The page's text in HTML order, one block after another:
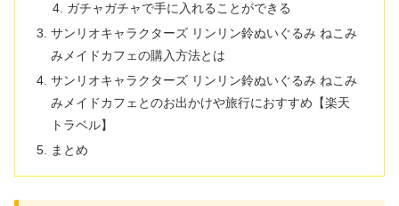
ガチャガチャで手に入れることができる
サンリオキャラクターズ リンリン鈴ぬいぐるみ ねこみ
みメイドカフェの購入方法とは
サンリオキャラクターズ リンリン鈴ぬいぐるみ ねこみ
みメイドカフェとのお出かけや旅行におすすめ【楽天
トラベル】
まとめ